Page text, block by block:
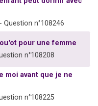
Question n°108246
pour une femme
n°108208
moi avant que je ne
n°108225